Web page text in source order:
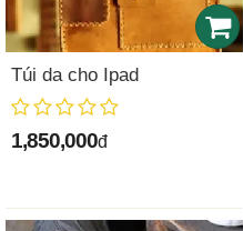
Túi da cho Ipad
1,850,000đ